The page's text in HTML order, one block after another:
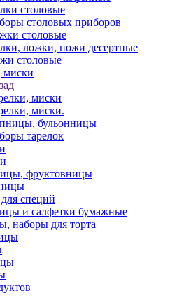
столовые
столовых приборов
столовые
ложки, ножи десертные
столовые
миски
миски
миски.
бульонницы
тарелок
фруктовницы
специй
и салфетки бумажные
наборы для торта